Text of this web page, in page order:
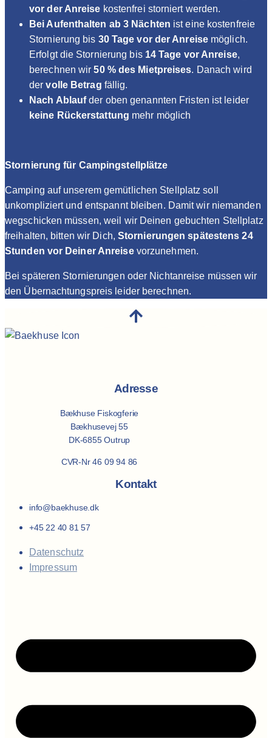
vor der Anreise kostenfrei storniert werden.
Bei Aufenthalten ab 3 Nächten ist eine kostenfreie
Stornierung bis 30Tage vor der Anreisemöglich.
Erfolgt die Stornierung bis 14 Tage vor Anreise,
berechnen wir50 % des Mietpreises. Danach wird
dervolle Betrag fällig.
Nach Ablaufder oben genannten Fristen ist leider
keine Rückerstattung mehr möglich
Stornierung für Campingstellplätze
Camping auf unserem gemütlichen Stellplatz soll
unkompliziert und entspannt bleiben. Damit wir niemanden
wegschicken müssen, weil wir Deinen gebuchten Stellplatz
freihalten, bitten wir Dich, Stornierungen spätestens 24
Stunden vor Deiner Anreisevorzunehmen.
Bei späteren Stornierungen oder Nichtanreise müssen wir
den Übernachtungspreis leider berechnen.
Adresse
Bækhuse Fiskogferie
Bækhusevej 55
DK-6855 Outrup
CVR-Nr 46 09 94 86
Kontakt
info@baekhuse.dk
+45 22 40 81 57
Datenschutz
Impressum